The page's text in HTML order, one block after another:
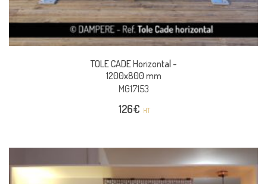
TOLE CADE Horizontal -
1200x800 mm
MG17153
126€ HT